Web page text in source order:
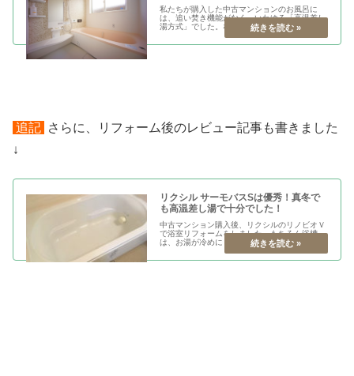
私たちが購入した中古マンションのお風呂に
は、追い焚き機能がなく、いわゆる「高温差し
湯方式」でした。なので、入居前のフルリフォ
ームを機に、お風呂に追い焚き機能をつけても
らおうと思い、相見積もりをとりました。とこ
追記 さらに、リフォーム後のレビュー記事も書きました
↓
リクシル サーモバスSは優秀！真冬で
も高温差し湯で十分でした！
中古マンション購入後、リクシルのリノビオＶ
で浴室リフォームをしました。もちろん浴槽
は、お湯が冷めにくいサーモバスＳ。このサー
モバスＳ、本当にお湯が冷めにくいです！追い
焚きをあきらめて、高温差し湯で我慢した経緯